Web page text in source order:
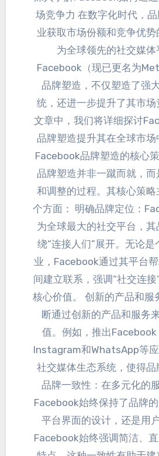
场竞争力 在数字化时代，
业获取市场份额和竞争优势
为全球领先的社交媒体
Facebook（现已更名为
品牌塑造 ， 不仅塑造了强
统， 还进一步提升了其市场
文章中， 我们将详细探讨
品牌塑造提升其在全球市
Facebook品牌塑造的核心
品牌塑造并非一蹴而就，而
和调整的过程。 其核心策略
个方面 ： 明确品牌定位 ：
为全球最大的社交平台 ， 其
绕“连接人们”展开。 无论是
业 ， Facebook通过其平台
间建立联系 ， 强调“社交连接
核心价值。 创新的产品和服
断通过创新的产品和服务
值。例如， 推出
Instagram和WhatsApp等应
社交媒体生态系统， 使得品
品牌一致性 ： 在多元化的
Facebook始终保持了品牌
平台界面的设计 ， 还是用
Facebook始终强调简洁、